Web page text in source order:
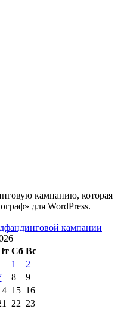
кампанию, которая
для WordPress.
Сб Вс
1
2
8
9
15 16
22 23